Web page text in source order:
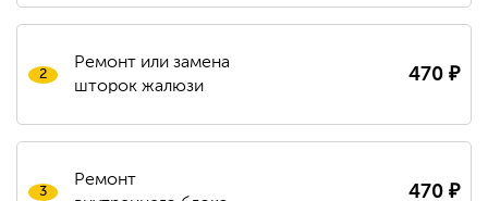
Ремонт или замена
шторок жалюзи
470 ₽
Ремонт
470 ₽